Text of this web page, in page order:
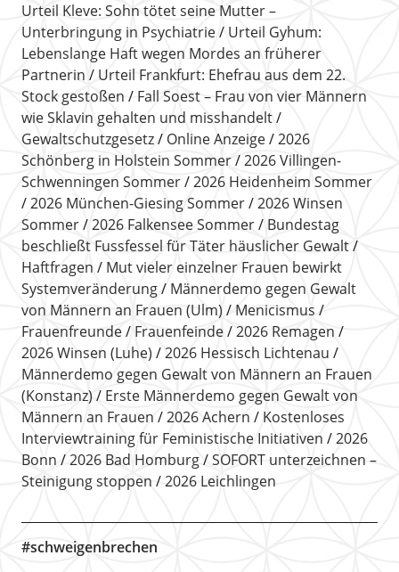
Urteil Kleve: Sohn tötet seine Mutter –
Unterbringung in Psychiatrie
Urteil Gyhum:
Lebenslange Haft wegen Mordes an früherer
Partnerin
Urteil Frankfurt: Ehefrau aus dem 22.
Stock gestoßen
Fall Soest – Frau von vier Männern
wie Sklavin gehalten und misshandelt
Gewaltschutzgesetz
Online Anzeige
2026
Schönberg in Holstein Sommer
2026 Villingen-
Schwenningen Sommer
2026 Heidenheim Sommer
2026 München-Giesing Sommer
2026 Winsen
Sommer
2026 Falkensee Sommer
Bundestag
beschließt Fussfessel für Täter häuslicher Gewalt
Haftfragen
Mut vieler einzelner Frauen bewirkt
Systemveränderung
Männerdemo gegen Gewalt
von Männern an Frauen (Ulm)
Menicismus
Frauenfreunde
Frauenfeinde
2026 Remagen
2026 Winsen (Luhe)
2026 Hessisch Lichtenau
Männerdemo gegen Gewalt von Männern an Frauen
(Konstanz)
Erste Männerdemo gegen Gewalt von
Männern an Frauen
2026 Achern
Kostenloses
Interviewtraining für Feministische Initiativen
2026
Bonn
2026 Bad Homburg
SOFORT unterzeichnen –
Steinigung stoppen
2026 Leichlingen
#schweigenbrechen